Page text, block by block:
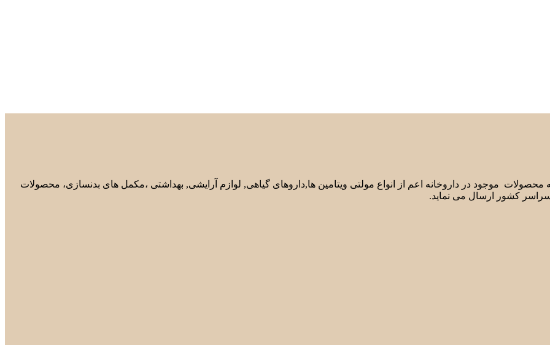
محصولات موجود در داروخانه اعم از انواع مولتی ویتامین ها,داروهای گیاهی, لوازم آرایشی, بهداشتی ،مکمل های بدنسازی، محصولات
کشور ارسال می نماید.